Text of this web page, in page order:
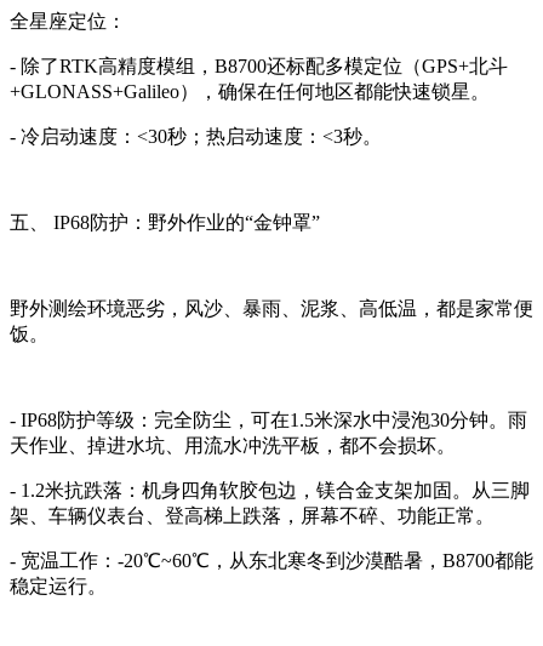
全星座定位：
- 除了RTK高精度模组，B8700还标配多模定位（GPS+北斗
+GLONASS+Galileo），确保在任何地区都能快速锁星。
- 冷启动速度：<30秒；热启动速度：<3秒。
五、 IP68防护：野外作业的“金钟罩”
野外测绘环境恶劣，风沙、暴雨、泥浆、高低温，都是家常便
饭。
- IP68防护等级：完全防尘，可在1.5米深水中浸泡30分钟。雨
天作业、掉进水坑、用流水冲洗平板，都不会损坏。
- 1.2米抗跌落：机身四角软胶包边，镁合金支架加固。从三脚
架、车辆仪表台、登高梯上跌落，屏幕不碎、功能正常。
- 宽温工作：-20℃~60℃，从东北寒冬到沙漠酷暑，B8700都能
稳定运行。